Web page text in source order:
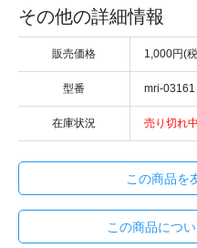
その他の詳細情報
販売価格 1,000円(
型番 mri-03161
在庫状況 売り切れ中
この商品を
この商品につ